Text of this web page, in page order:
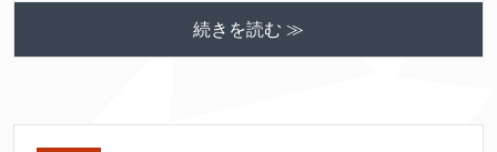
続きを読む ≫